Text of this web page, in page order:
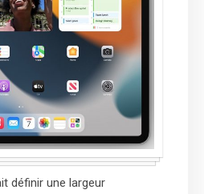
définir une largeur